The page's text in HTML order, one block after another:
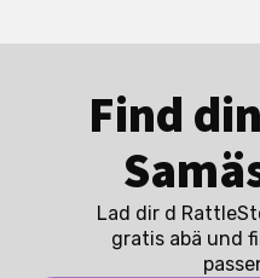
Find
Lad dir d
gratis abä und